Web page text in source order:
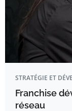
STRATÉGIE ET
Franchise
réseau